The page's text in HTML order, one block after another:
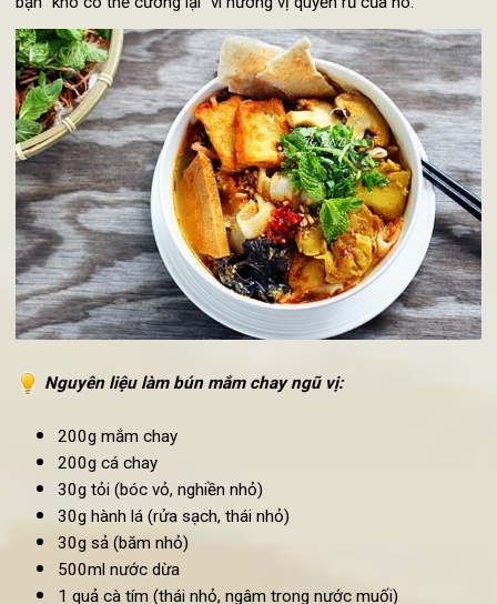
2. Cách làm bún mắm chay ngũ vị
Với một chút nước dừa phang phất trong nước lèo, kết
cùng vị chua của chanh, món bún mắm chay ngũ vị sẽ
bạn “khó có thể cưỡng lại” vì hương vị quyến rũ của nó.
Nguyên liệu làm bún mắm chay ngũ vị